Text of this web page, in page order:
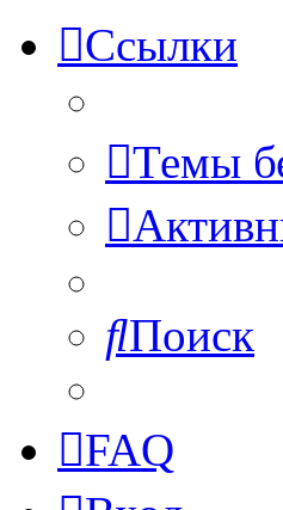
Ссылки
Темы
Поиск
FAQ